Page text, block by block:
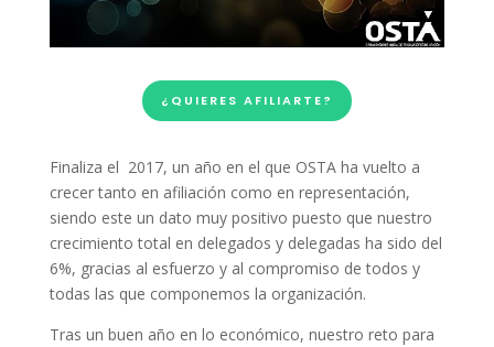
¿QUIERES AFILIARTE?
Finaliza el 2017, un año en el que OSTA ha vuelto a
crecer tanto en afiliación como en representación,
siendo este un dato muy positivo puesto que nuestro
crecimiento total en delegados y delegadas ha sido del
6%, gracias al esfuerzo y al compromiso de todos y
todas las que componemos la organización.
Tras un buen año en lo económico, nuestro reto para